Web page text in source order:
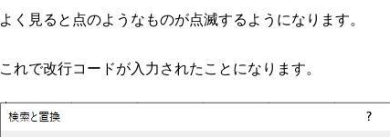
よく見ると点のようなものが点滅するようになります。
これで改行コードが入力されたことになります。